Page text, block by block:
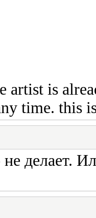
artist is
time. this
делает.